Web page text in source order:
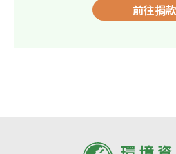
前往捐款